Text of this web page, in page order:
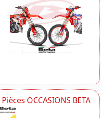
Pièces OCCASIONS BETA